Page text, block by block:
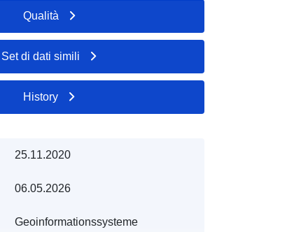
Qualità
Set di dati simili
History
25.11.2020
06.05.2026
Geoinformationssysteme